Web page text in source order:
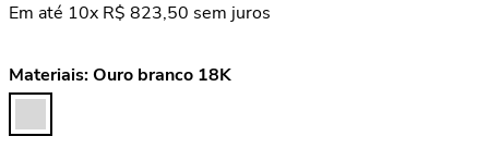
Em até 10x R$ 823,50 sem juros
Materiais:Ouro branco 18K